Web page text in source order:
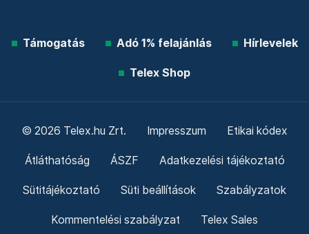
Támogatás Adó 1% felajánlás Hírlevelek
Telex Shop
© 2026 Telex.hu Zrt. Impresszum Etikai kódex
Átláthatóság ÁSZF Adatkezelési tájékoztató
Sütitájékoztató Süti beállítások Szabályzatok
Kommentelési szabályzat Telex Sales